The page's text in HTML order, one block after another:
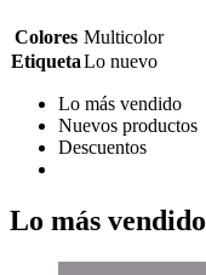
Colores Multicolor
EtiquetaLo nuevo
Lo más vendido
Nuevos productos
Descuentos
Lo más vendido